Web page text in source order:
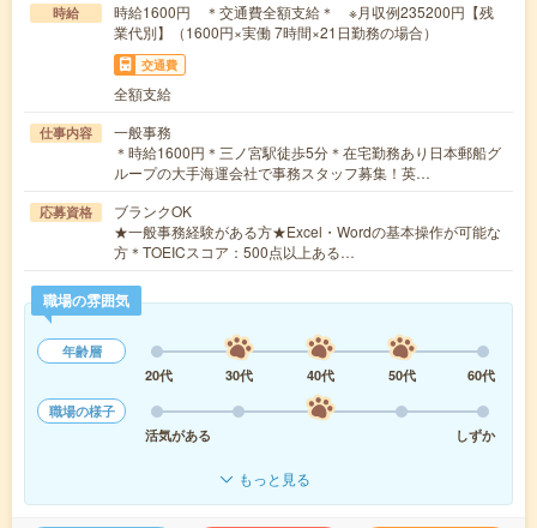
時給
時給1600円 ＊交通費全額支給＊ ※月収例235200円【残
業代別】（1600円×実働 7時間×21日勤務の場合）
交通費
全額支給
仕事内容
一般事務
＊時給1600円＊三ノ宮駅徒歩5分＊在宅勤務あり日本郵船グ
ループの大手海運会社で事務スタッフ募集！英…
応募資格
ブランクOK
★一般事務経験がある方★Excel・Wordの基本操作が可能な
方＊TOEICスコア：500点以上ある…
職場の雰囲気
年齢層
20代
30代 40代 50代
60代
職場の様子
活気がある
しずか
もっと見る